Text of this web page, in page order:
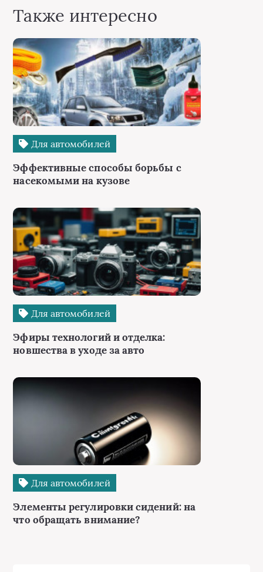
Также интересно
Для автомобилей
Эффективные способы борьбы с
насекомыми на кузове
Для автомобилей
Эфиры технологий и отделка:
новшества в уходе за авто
Для автомобилей
Элементы регулировки сидений: на
что обращать внимание?